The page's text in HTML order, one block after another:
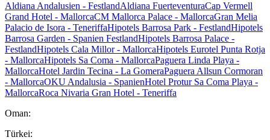
Aldiana Andalusien - FestlandAldiana FuerteventuraCap Vermell
Grand Hotel - MallorcaCM Mallorca Palace - MallorcaGran Melia
Palacio de Isora - TeneriffaHipotels Barrosa Park - FestlandHipotels
Barrosa Garden - Spanien FestlandHipotels Barrosa Palace -
FestlandHipotels Cala Millor - MallorcaHipotels Eurotel Punta Rotja
- MallorcaHipotels Sa Coma - MallorcaPaguera Linda Playa -
MallorcaHotel Jardin Tecina - La GomeraPaguera Allsun Cormoran
- MallorcaOKU Andalusia - SpanienHotel Protur Sa Coma Playa -
MallorcaRoca Nivaria Gran Hotel - Teneriffa
Oman:
Türkei: